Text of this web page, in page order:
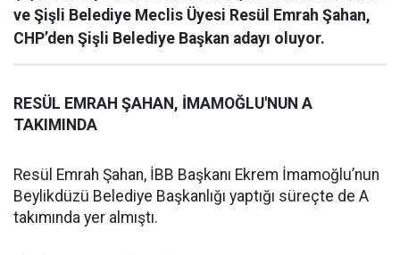
ve Şişli Belediye Meclis Üyesi Resül Emrah Şahan,
CHP’den Şişli Belediye Başkan adayı oluyor.
RESÜL EMRAH ŞAHAN, İMAMOĞLU'NUN A
TAKIMINDA
Resül Emrah Şahan, İBB Başkanı Ekrem İmamoğlu’nun
Beylikdüzü Belediye Başkanlığı yaptığı süreçte de A
takımında yer almıştı.